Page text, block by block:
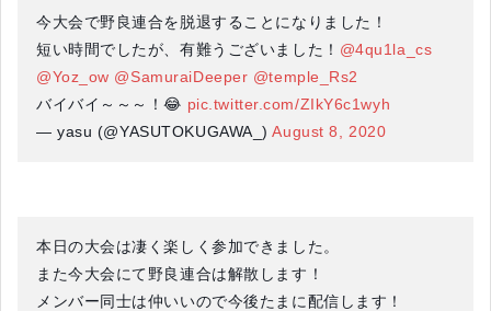
今大会で野良連合を脱退することになりました！
短い時間でしたが、有難うございました！ @4qu1la_cs
@Yoz_ow @SamuraiDeeper @temple_Rs2
バイバイ～～～！😂 pic.twitter.com/ZIkY6c1wyh
— yasu (@YASUTOKUGAWA_)August 8, 2020
本日の大会は凄く楽しく参加できました。
また今大会にて野良連合は解散します！
メンバー同士は仲いいので今後たまに配信します！